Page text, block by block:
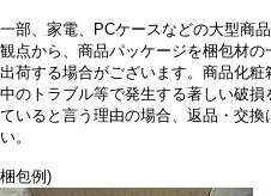
一部、家電、PCケースなどの大型商
観点から、商品パッケージを梱包材
出荷する場合がございます。商品化
中のトラブル等で発生する著しい破
ていると言う理由の場合、返品・交
い。
梱包例)